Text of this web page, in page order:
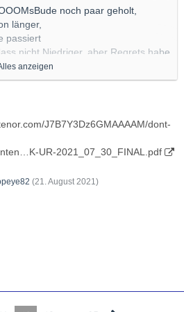
noch paar geholt,
länger,
passiert
nicht Niedriger, aber Regrets habe
diskussion/1263580-1-10/peak-
china
anzeigen
J7B7Y3Dz6GMAAAAM/dont-
UR-2021_07_30_FINAL.pdf
(21. August 2021)